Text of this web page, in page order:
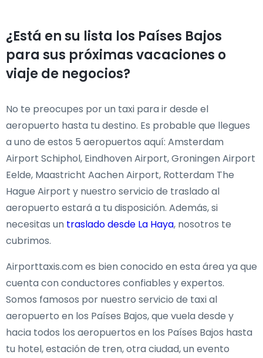
¿Está en su lista los Países Bajos
para sus próximas vacaciones o
viaje de negocios?
No te preocupes por un taxi para ir desde el
aeropuerto hasta tu destino. Es probable que llegues
a uno de estos 5 aeropuertos aquí: Amsterdam
Airport Schiphol, Eindhoven Airport, Groningen Airport
Eelde, Maastricht Aachen Airport, Rotterdam The
Hague Airport y nuestro servicio de traslado al
aeropuerto estará a tu disposición. Además, si
necesitas un traslado desde La Haya, nosotros te
cubrimos.
Airporttaxis.com es bien conocido en esta área ya que
cuenta con conductores confiables y expertos.
Somos famosos por nuestro servicio de taxi al
aeropuerto en los Países Bajos, que vuela desde y
hacia todos los aeropuertos en los Países Bajos hasta
tu hotel, estación de tren, otra ciudad, un evento